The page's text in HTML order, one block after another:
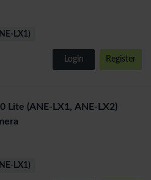
LX1)
Login Register
Lite (ANE-LX1, ANE-LX2)
LX1)